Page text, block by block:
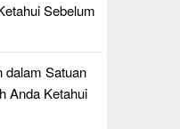
Sebelum
dalam Satuan
Anda Ketahui